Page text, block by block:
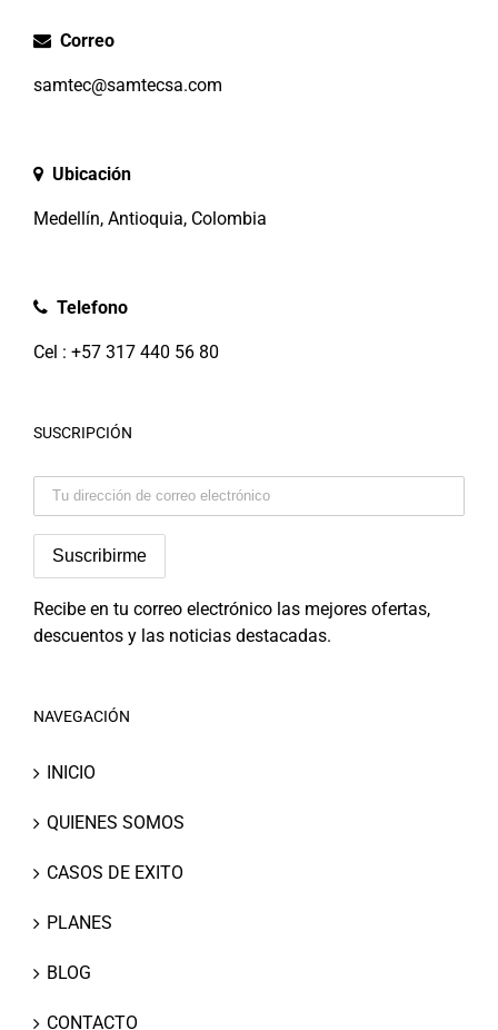
Correo
samtec@samtecsa.com
Ubicación
Medellín, Antioquia, Colombia
Telefono
Cel : +57 317 440 56 80
SUSCRIPCIÓN
Recibe en tu correo electrónico las mejores ofertas,
descuentos y las noticias destacadas.
NAVEGACIÓN
INICIO
QUIENES SOMOS
CASOS DE EXITO
PLANES
BLOG
CONTACTO